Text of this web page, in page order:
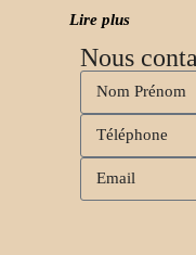
Lire plus
Nous